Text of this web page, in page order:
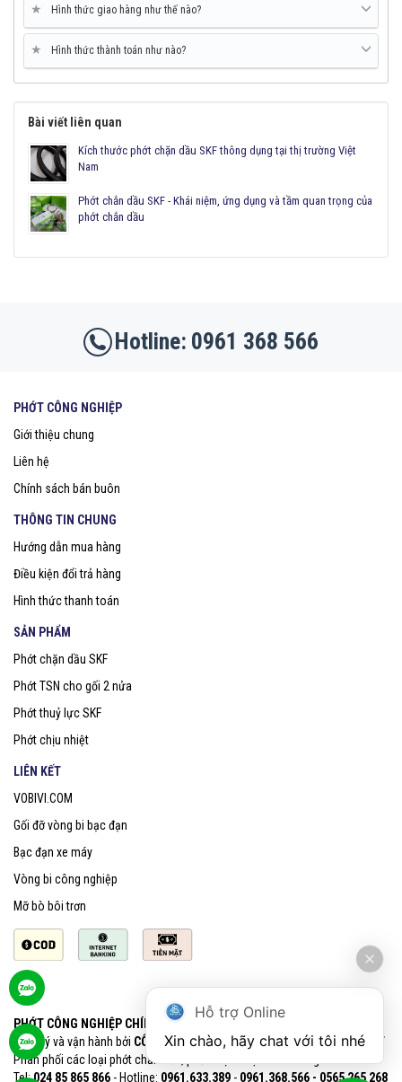
★ Hình thức giao hàng như thế nào?
★ Hình thức thành toán như nào?
Bài viết liên quan
Kích thước phớt chặn dầu SKF thông dụng tại thị trường Việt
Nam
Phớt chắn dầu SKF - Khái niệm, ứng dụng và tầm quan trọng của
phớt chắn dầu
0961 368 566
PHỚT CÔNG NGHIỆP
Giới thiệu chung
Liên hệ
Chính sách bán buôn
THÔNG TIN CHUNG
Hướng dẫn mua hàng
Điều kiện đổi trả hàng
Hình thức thanh toán
SẢN PHẨM
Phớt chặn dầu SKF
Phớt TSN cho gối 2 nửa
Phớt thuỷ lực SKF
Phớt chịu nhiệt
LIÊN KẾT
VOBIVI.COM
Gối đỡ vòng bi bạc đạn
Bạc đạn xe máy
Vòng bi công nghiệp
Mỡ bò bôi trơn
PHỚT CÔNG NGHIỆP CHÍNH HÃNG SKF
Quản lý và vận hành bởi CÔNG TY CỔ PHẦN VOBIVI - Đại lý uỷ quyền SKF
Phân phối các loại phớt chắn dầu, phớt chịu nhiệt chính hãng SKF
Tel:024 85 865 866 - Hotline: 0961.633.389​ - 0961.368.566 - 0565 265 268​
Hỗ trợ Online
Xin chào, hãy chat với tôi nhé